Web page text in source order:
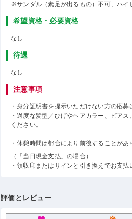
※サンダル（素足が出るもの）不可、ハイ
希望資格・必要資格
なし
待遇
なし
注意事項
・身分証明書を提示いただけない方の応募
・過度な髪型／ひげやヘアカラー、ピア
ください。
・休憩時間は都合により前後することがあ
（「当日現金支払」の場合）
・領収印またはサインと引き換えでお支払
評価とレビュー